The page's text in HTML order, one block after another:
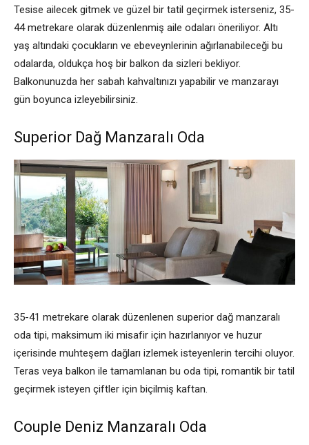
Tesise ailecek gitmek ve güzel bir tatil geçirmek isterseniz, 35-
44 metrekare olarak düzenlenmiş aile odaları öneriliyor. Altı
yaş altındaki çocukların ve ebeveynlerinin ağırlanabileceği bu
odalarda, oldukça hoş bir balkon da sizleri bekliyor.
Balkonunuzda her sabah kahvaltınızı yapabilir ve manzarayı
gün boyunca izleyebilirsiniz.
Superior Dağ Manzaralı Oda
35-41 metrekare olarak düzenlenen superior dağ manzaralı
oda tipi, maksimum iki misafir için hazırlanıyor ve huzur
içerisinde muhteşem dağları izlemek isteyenlerin tercihi oluyor.
Teras veya balkon ile tamamlanan bu oda tipi, romantik bir tatil
geçirmek isteyen çiftler için biçilmiş kaftan.
Couple Deniz Manzaralı Oda